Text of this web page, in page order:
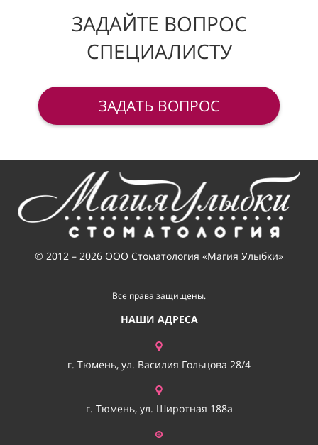
ЗАДАЙТЕ ВОПРОС
СПЕЦИАЛИСТУ
ЗАДАТЬ ВОПРОС
© 2012 – 2026 ООО Стоматология «Магия Улыбки»
Все права защищены.
НАШИ АДРЕСА
г. Тюмень, ул. Василия Гольцова 28/4
г. Тюмень, ул. Широтная 188а